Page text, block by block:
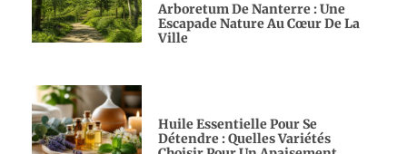
Arboretum De Nanterre : Une
Escapade Nature Au Cœur De La
Ville
Huile Essentielle Pour Se
Détendre : Quelles Variétés